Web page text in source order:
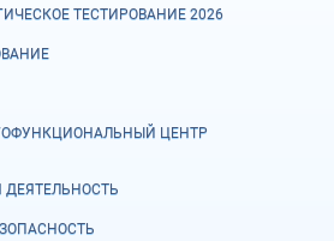
ТЕСТИРОВАНИЕ 2026
ЦЕНТР